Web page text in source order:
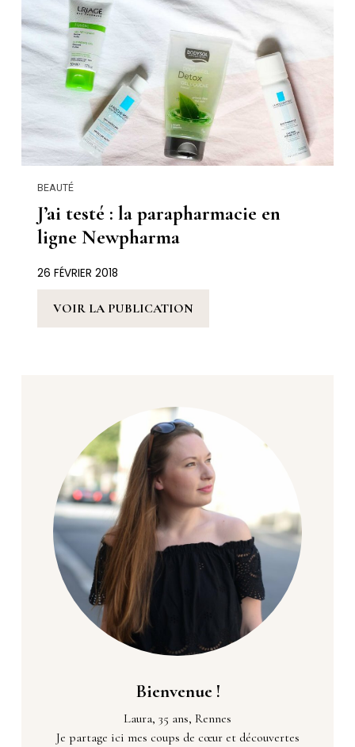
BEAUTÉ
J’ai testé : la parapharmacie en
ligne Newpharma
26 FÉVRIER 2018
VOIR LA PUBLICATION
Bienvenue !
Laura, 35 ans, Rennes
Je partage ici mes coups de cœur et découvertes